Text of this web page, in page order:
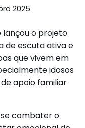
2025
lançou o projeto
de escuta ativa e
que vivem em
idosos
apoio familiar
combater o